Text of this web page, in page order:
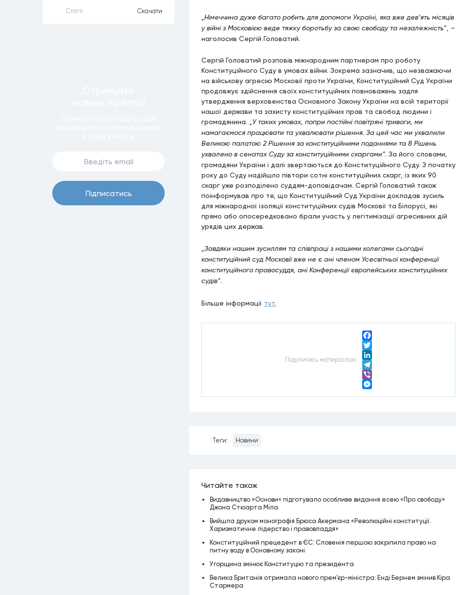
Статтi Скачати
Пiдписатись
Німеччина дуже багато робить для допомоги Україні, яка вже дев’ять місяців
у війні з Московією веде тяжку боротьбу за свою свободу та незалежність“, –
наголосив Сергій Головатий.
Сергій Головатий розповів міжнародним партнерам про роботу
Конституційного Суду в умовах війни. Зокрема зазначив, що незважаючи
на військову агресію Московії проти України, Конституційний Суд України
продовжує здійснення своїх конституційних повноважень задля
утвердження верховенства Основного Закону України на всій території
нашої держави та захисту конституційних прав та свобод людини і
громадянина. „ У таких умовах, попри постійні повітряні тривоги, ми
намагаємося працювати та ухвалювати рішення. За цей час ми ухвалили
Великою палатою 2 Рішення за конституційними поданнями та 8 Рішень
ухвалено в сенатах Суду за конституційними скаргами“. За його словами,
громадяни України і далі звертаються до Конституційного Суду. З початку
року до Суду надійшло півтори сотні конституційних скарг, із яких 90
скарг уже розподілено суддям-доповідачам. Сергій Головатий також
поінформував про те, що Конституційний Суд України докладав зусиль
для міжнародної ізоляції конституційних судів Московії та Білорусі, які
прямо або опосередковано брали участь у легітимізації агресивних дій
урядів цих держав.
Завдяки нашим зусиллям та співпраці з нашими колегами сьогодні
конституційний суд Московії вже не є ані членом Усесвітньої конференції
конституційного правосуддя, ані Конференції європейських конституційних
судів“.
Більше інформації тут.
Подiлитись матерiалом:
Facebook
Twitter
LinkedIn
Telegram
Viber
Теги: Новини
Читайте також
Видавництво «Основи» підготувало особливе видання есею «Про свободу»
Джона Стюарта Міла
Вийшла друком монографія Брюса Акермана «Революційні конституції.
Харизматичне лідерство і правовладдя»
Конституційний прецедент в ЄС: Словенія першою закріпила право на
питну воду в Основному законі
Угорщина змінює Конституцію та президента
Велика Британія отримала нового прем’єр-міністра: Енді Бернем змінив Кіра
Стармера